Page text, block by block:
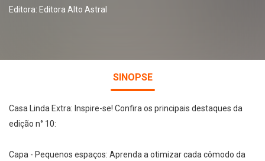
Editora: Editora Alto Astral
SINOPSE
Casa Linda Extra: Inspire-se! Confira os principais destaques da
edição n° 10:
Capa - Pequenos espaços: Aprenda a otimizar cada cômodo da